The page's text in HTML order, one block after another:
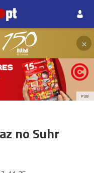
×
PUB
no Suhr